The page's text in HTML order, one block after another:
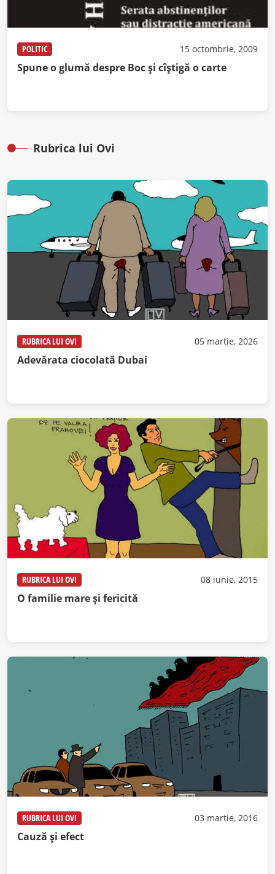
POLITIC 15 octombrie, 2009
Spune o glumă despre Boc şi cîştigă o carte
Rubrica lui Ovi
RUBRICA LUI OVI 05 martie, 2026
Adevărata ciocolată Dubai
RUBRICA LUI OVI 08 iunie, 2015
O familie mare și fericită
RUBRICA LUI OVI 03 martie, 2016
Cauză și efect